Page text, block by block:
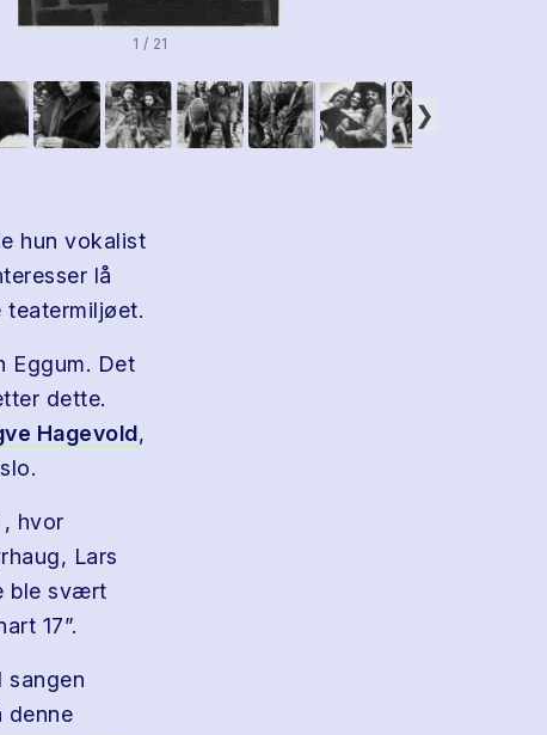
1 / 21
❯
hun vokalist
lå
teatermiljøet.
Eggum. Det
dette.
Hagevold,
hvor
Lars
ble svært
17”.
sangen
denne